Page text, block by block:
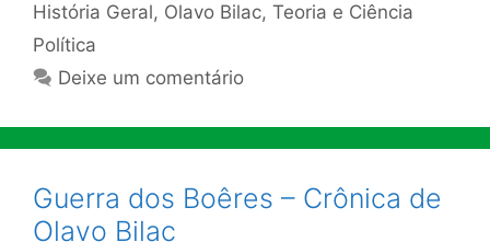
História Geral, Olavo Bilac, Teoria e Ciência
Política
Deixe um comentário
Guerra dos Boêres – Crônica de
Olavo Bilac